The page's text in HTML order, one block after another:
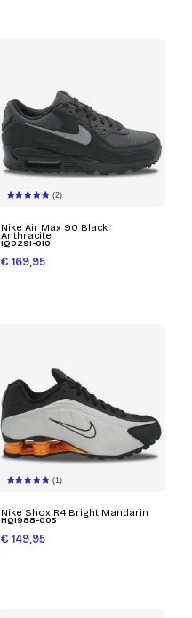
(2)
Nike Air Max 90 Black
Anthracite
IQ0291-010
€ 169,95
(1)
Nike Shox R4 Bright Mandarin
HQ1988-003
€ 149,95